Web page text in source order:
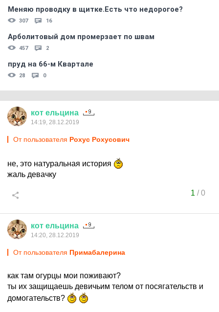
Меняю проводку в щитке.Есть что недорогое?
307 16
Арболитовый дом промерзает по швам
457 2
пруд на 66-м Квартале
28 0
кот ельцина
14:19, 28.12.2019
От пользователя Рохус Рохусович
не, это натуральная история
жаль девачку
1 /0
кот ельцина
14:20, 28.12.2019
От пользователя Примaбaлерина
как там огурцы мои поживают?
ты их защищаешь девичьим телом от посягательств и
домогательств?